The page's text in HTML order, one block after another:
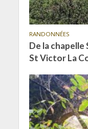
RANDONNÉES
De la chapelle
St Victor La